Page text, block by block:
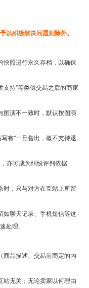
以积极解决问题则除外。
快照进行永久存档，以确保
支持”等类似交易之后的商家
图演不一致时，默认按图演
有"一旦售出，概不支持退
亦可成为纠纷评判依据
时，只与对方在互站上所留
如聊天记录、手机短信等这
处理。
商品描述、交易前商定的内
站无关；无论卖家以何理由